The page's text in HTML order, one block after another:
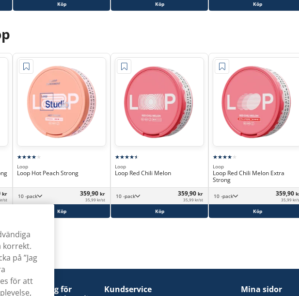
Köp Köp Köp
kr
st
Loop
Loop Hot Peach Strong
10 -pack 359,90 kr
35,99 kr/st
Köp
Loop
Loop Red Chili Melon
10 -pack 359,90 kr
35,99 kr/st
Köp
Loop
Loop Red Chili Melon Extra
Strong
10 -pack 359,90
35,99 kr/
Köp
vara skadlig för
Kundservice Mina sidor
korrekt.
på ”Jag
för att